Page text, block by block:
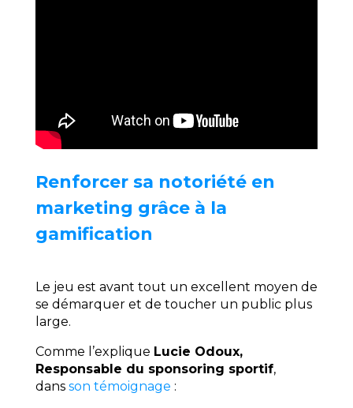
Renforcer sa notoriété en
marketing grâce à la
gamification
Le jeu est avant tout un excellent moyen de
se démarquer et de toucher un public plus
large.
Comme l’explique Lucie Odoux,
Responsable du sponsoring sportif,
dans son témoignage :